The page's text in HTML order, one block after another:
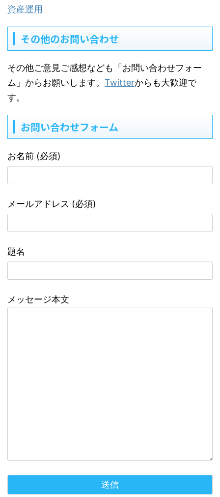
資産運用
その他のお問い合わせ
その他ご意見ご感想なども「お問い合わせフォー
ム」からお願いします。 Twitterからも大歓迎で
す。
お問い合わせフォーム
お名前 (必須)
メールアドレス (必須)
題名
メッセージ本文